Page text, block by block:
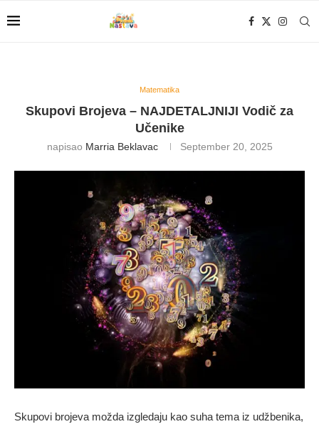
Matematika
Skupovi Brojeva – NAJDETALJNIJI Vodič za
Učenike
napisao Marria Beklavac September 20, 2025
Skupovi brojeva možda izgledaju kao suha tema iz udžbenika,